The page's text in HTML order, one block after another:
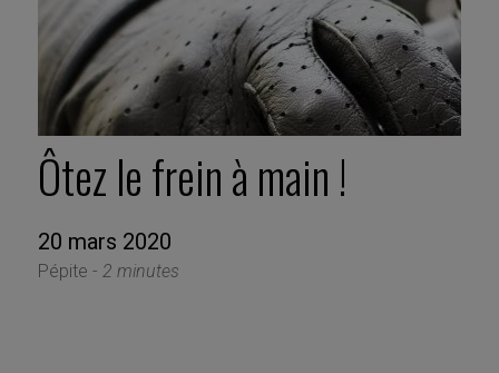
Ôtez le frein à main !
20 mars 2020
Pépite - 2 minutes